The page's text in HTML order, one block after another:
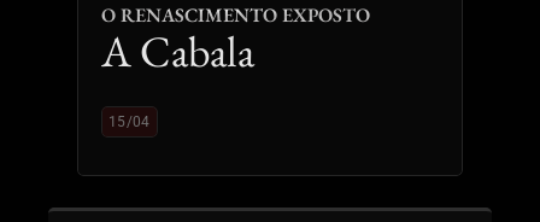
O RENASCIMENTO EXPOSTO
A Cabala
15/04